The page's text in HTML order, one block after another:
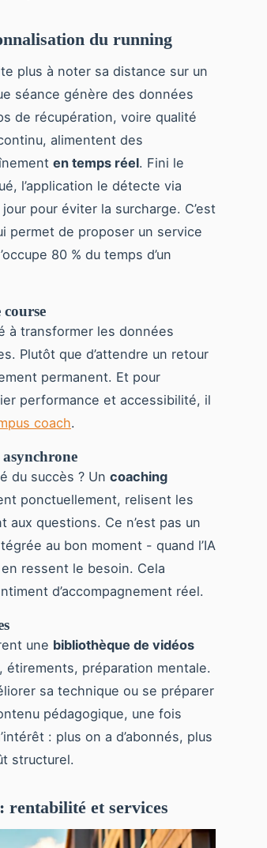
du running
plus à noter sa distance sur un
séance génère des données
de récupération, voire qualité
alimentent des
en temps réel. Fini le
l’application le détecte via
pour éviter la surcharge. C’est
permet de proposer un service
80 % du temps d’un
à transformer les données
Plutôt que d’attendre un retour
permanent. Et pour
performance et accessibilité, il
coach.
du succès ? Un coaching
ponctuellement, relisent les
questions. Ce n’est pas un
au bon moment - quand l’IA
ressent le besoin. Cela
d’accompagnement réel.
une bibliothèque de vidéos
étirements, préparation mentale.
sa technique ou se préparer
pédagogique, une fois
: plus on a d’abonnés, plus
structurel.
rentabilité et services